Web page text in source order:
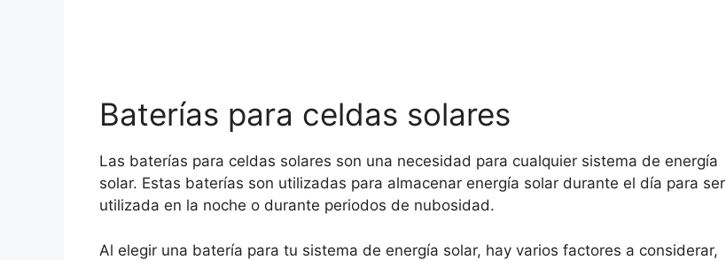
Baterías para celdas solares
Las baterías para celdas solares son una necesidad para cualquier sistema de energía
solar. Estas baterías son utilizadas para almacenar energía solar durante el día para ser
utilizada en la noche o durante periodos de nubosidad.
Al elegir una batería para tu sistema de energía solar, hay varios factores a considerar,